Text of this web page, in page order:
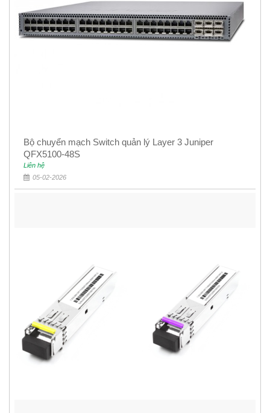
Bộ chuyển mạch Switch quản lý Layer 3 Juniper
QFX5100-48S
Liên hệ
05-02-2026